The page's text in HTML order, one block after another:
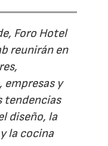
Foro Hotel
reunirán en
y
tendencias
diseño, la
la cocina